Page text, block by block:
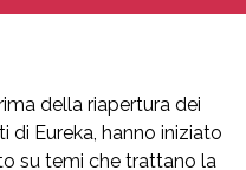
della riapertura dei
di Eureka, hanno iniziato
su temi che trattano la